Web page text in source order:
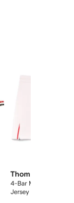
Thom Browne
4-Bar Minirock aus
Jersey